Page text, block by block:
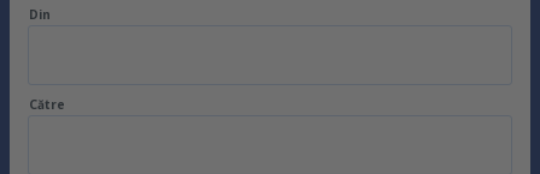
Din
Către